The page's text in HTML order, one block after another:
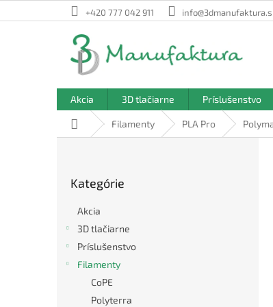
na
+420 777 042 911
Akcia 3D tlačiarne Príslušenstvo
DomovFilamenty PLA Pro
kategórie
Kategórie
Akcia
3D tlačiarne
Príslušenstvo
Filamenty
CoPE
Polyterra